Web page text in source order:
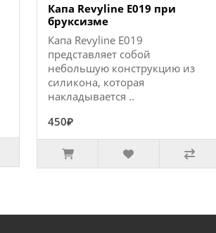
Капа Revyline E019 при
бруксизме
Капа Revyline E019
представляет собой
небольшую конструкцию из
силикона, которая
накладывается ..
450₽